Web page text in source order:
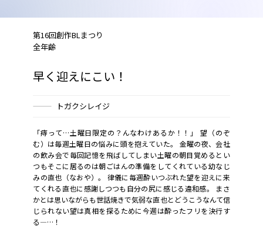
第16回創作BLまつり
全年齢
早く迎えにこい！
トガクシレイジ
「痔って…土曜日限定の？んなわけあるか！！」 望（のぞ
む）は毎週土曜日の悩みに頭を抱えていた。 金曜の夜、会社
の飲み会で毎回記憶を飛ばしてしまい土曜の朝目覚めるとい
つもそこに居るのは朝ごはんの準備をしてくれている幼なじ
みの直也（なおや）。 律儀に毎週酔いつぶれた望を迎えに来
てくれる直也に感謝しつつも自分の尻に感じる違和感。 まさ
かとは思いながらも世話焼きで気弱な直也とどうこうなんて信
じられない望は真相を探るために今週は酔ったフリを決行す
る―…！